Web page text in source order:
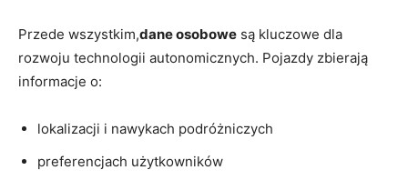
Przede wszystkim,dane osobowe są kluczowe dla
rozwoju technologii autonomicznych. Pojazdy zbierają
informacje o:
lokalizacji i nawykach podróżniczych
preferencjach użytkowników